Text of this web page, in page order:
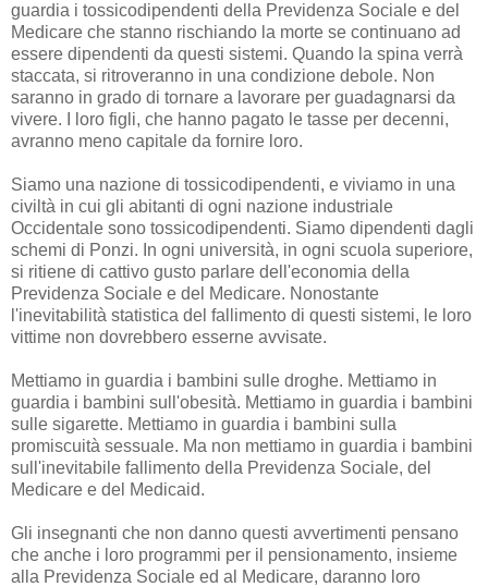
guardia i tossicodipendenti della Previdenza Sociale e del
Medicare che stanno rischiando la morte se continuano ad
essere dipendenti da questi sistemi. Quando la spina verrà
staccata, si ritroveranno in una condizione debole. Non
saranno in grado di tornare a lavorare per guadagnarsi da
vivere. I loro figli, che hanno pagato le tasse per decenni,
avranno meno capitale da fornire loro.
Siamo una nazione di tossicodipendenti, e viviamo in una
civiltà in cui gli abitanti di ogni nazione industriale
Occidentale sono tossicodipendenti. Siamo dipendenti dagli
schemi di Ponzi. In ogni università, in ogni scuola superiore,
si ritiene di cattivo gusto parlare dell'economia della
Previdenza Sociale e del Medicare. Nonostante
l'inevitabilità statistica del fallimento di questi sistemi, le loro
vittime non dovrebbero esserne avvisate.
Mettiamo in guardia i bambini sulle droghe. Mettiamo in
guardia i bambini sull'obesità. Mettiamo in guardia i bambini
sulle sigarette. Mettiamo in guardia i bambini sulla
promiscuità sessuale. Ma non mettiamo in guardia i bambini
sull'inevitabile fallimento della Previdenza Sociale, del
Medicare e del Medicaid.
Gli insegnanti che non danno questi avvertimenti pensano
che anche i loro programmi per il pensionamento, insieme
alla Previdenza Sociale ed al Medicare, daranno loro